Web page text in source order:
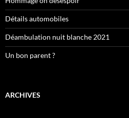
Détails automobiles
Déambulation nuit blanche 2021
Un bon parent ?
ARCHIVES